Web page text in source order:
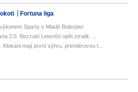
Fortuna liga
Sparty v Mladé Boleslavi
2:0. Bezzubí Letenští opět ztratili. ...
Klokani mají první výhru, premiérovou t...